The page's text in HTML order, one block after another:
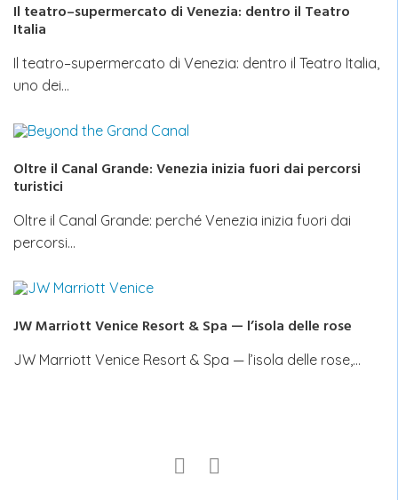
Il teatro–supermercato di Venezia: dentro il Teatro
Italia
Il teatro–supermercato di Venezia: dentro il Teatro Italia,
uno dei…
Oltre il Canal Grande: Venezia inizia fuori dai percorsi
turistici
Oltre il Canal Grande: perché Venezia inizia fuori dai
percorsi…
JW Marriott Venice Resort & Spa — l’isola delle rose
JW Marriott Venice Resort & Spa — l’isola delle rose,…